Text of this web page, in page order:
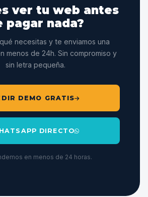
ver tu web antes
pagar nada?
necesitas y te enviamos una
menos de 24h. Sin compromiso y
sin letra pequeña.
DEMO GRATIS
DIRECTO
en menos de 24 horas.